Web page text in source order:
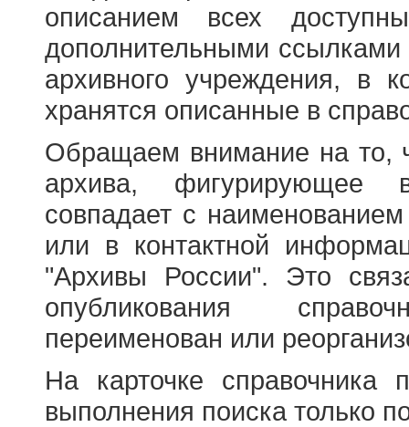
описанием всех
дополнительными
архивного учреждения, в
хранятся описанные в
Обращаем внимание на то,
архива, фигурирующее
совпадает с
или в контактной
"Архивы России". Это
опубликования
переименован или
На карточке справочника
выполнения поиска только